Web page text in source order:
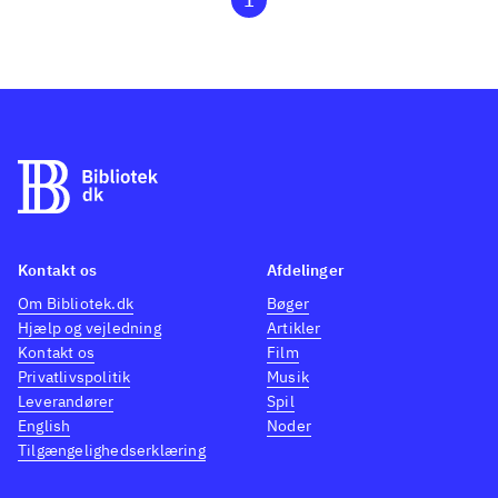
Kontakt os
Om Bibliotek.dk
Hjælp og vejledning
Kontakt os
Privatlivspolitik
Leverandører
English
Tilgængelighedserklæring
Afdelinger
Bøger
Artikler
Film
Musik
Spil
Noder